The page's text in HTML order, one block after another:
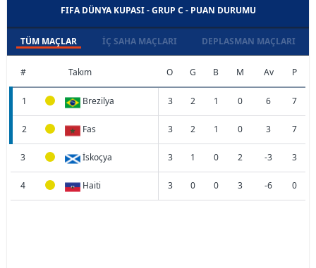
FIFA DÜNYA KUPASI - GRUP C - PUAN DURUMU
TÜM MAÇLAR İÇ SAHA MAÇLARI DEPLASMAN MAÇLARI
# Takım O G B M Av P
1 Brezilya 3 2 1 0 6 7
2 Fas 3 2 1 0 3 7
3 İskoçya 3 1 0 2 -3 3
4 Haiti 3 0 0 3 -6 0